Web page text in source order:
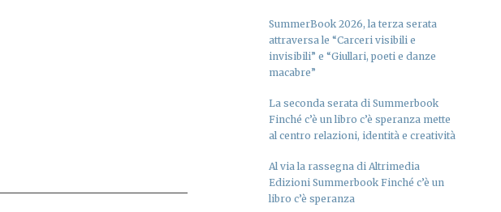
SummerBook 2026, la terza serata
attraversa le “Carceri visibili e
invisibili” e “Giullari, poeti e danze
macabre”
La seconda serata di Summerbook
Finché c’è un libro c’è speranza mette
al centro relazioni, identità e creatività
Al via la rassegna di Altrimedia
Edizioni Summerbook Finché c’è un
libro c’è speranza